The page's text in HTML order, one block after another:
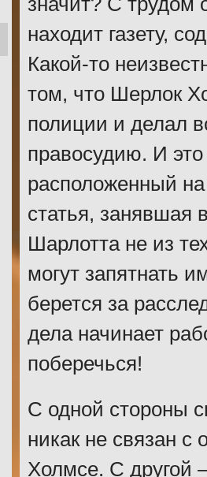
находит газету,
Какой-то
том, что Шерлок
полиции и делал
правосудию. И это
расположенный
статья, занявшая
Шарлотта не из
могут запятнать
берется за
дела начинает
поберечься!
С одной стороны
никак не связан
Холмсе. С другой